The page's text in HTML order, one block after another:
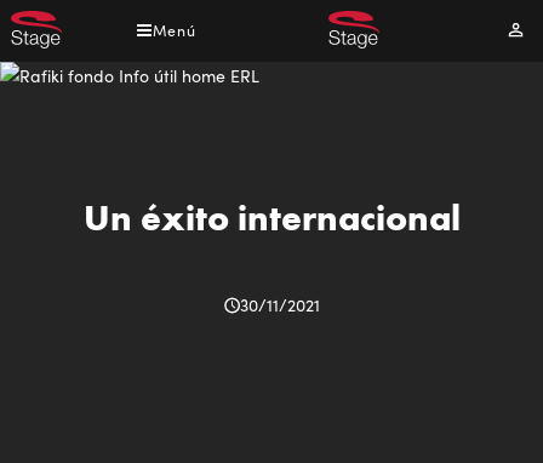
Pasar
al
contenido
Menú
Mi
Un éxito internacional
30/11/2021